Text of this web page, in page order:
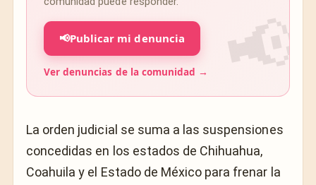
📢Publicar mi denuncia
Ver denuncias de la comunidad →
La orden judicial se suma a las suspensiones
concedidas en los estados de Chihuahua,
Coahuila y el Estado de México para frenar la